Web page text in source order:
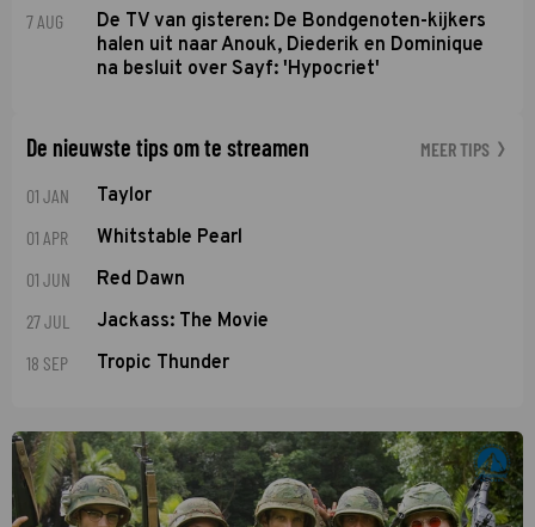
7 AUG
De TV van gisteren: De Bondgenoten-kijkers
halen uit naar Anouk, Diederik en Dominique
na besluit over Sayf: 'Hypocriet'
De nieuwste tips om te streamen MEER TIPS
01 JAN Taylor
01 APR Whitstable Pearl
01 JUN Red Dawn
27 JUL Jackass: The Movie
18 SEP Tropic Thunder